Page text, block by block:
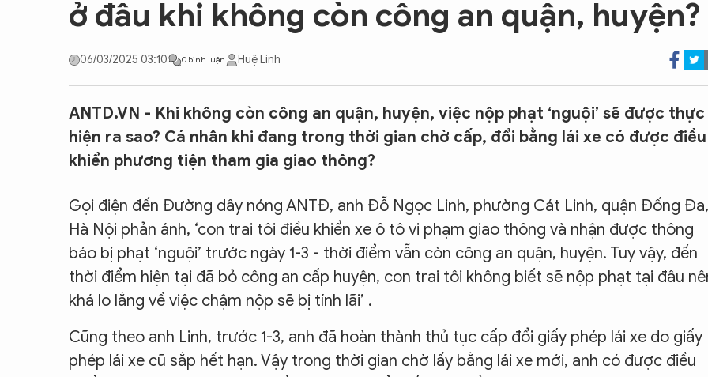
CON ĐƯỜNG KHỞI NGHIỆP
ở đâu khi không còn công an quận, huyện?
06/03/2025 03:10 0 bình luận Huệ Linh
ANTD.VN - Khi không còn công an quận, huyện, việc nộp phạt ‘nguội’ sẽ được thực
hiện ra sao? Cá nhân khi đang trong thời gian chờ cấp, đổi bằng lái xe có được điều
khiển phương tiện tham gia giao thông?
Gọi điện đến Đường dây nóng ANTĐ, anh Đỗ Ngọc Linh, phường Cát Linh, quận Đống Đa,
Hà Nội phản ánh, ‘con trai tôi điều khiển xe ô tô vi phạm giao thông và nhận được thông
báo bị phạt ‘nguội’ trước ngày 1-3 - thời điểm vẫn còn công an quận, huyện. Tuy vậy, đến
thời điểm hiện tại đã bỏ công an cấp huyện, con trai tôi không biết sẽ nộp phạt tại đâu
khá lo lắng về việc chậm nộp sẽ bị tính lãi’ .
Cũng theo anh Linh, trước 1-3, anh đã hoàn thành thủ tục cấp đổi giấy phép lái xe do giấy
phép lái xe cũ sắp hết hạn. Vậy trong thời gian chờ lấy bằng lái xe mới, anh có được điều